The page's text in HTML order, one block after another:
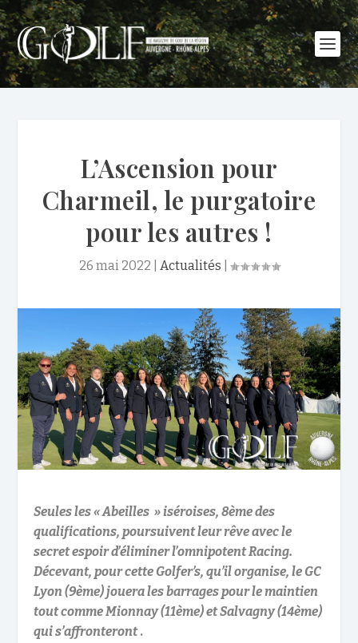
L’Ascension pour
Charmeil, le purgatoire
pour les autres !
26 mai 2022 Actualités
Seules les « Abeilles » iséroises, 8ème des
qualifications, poursuivent leur rêve avec le
secret espoir d’éliminer l’omnipotent Racing.
Décevant, pour cette Golfer’s, qu’il organise, le GC
Lyon (9ème) jouera les barrages pour le maintien
tout comme Mionnay (11ème) et Salvagny (14ème)
qui s’affronteront.